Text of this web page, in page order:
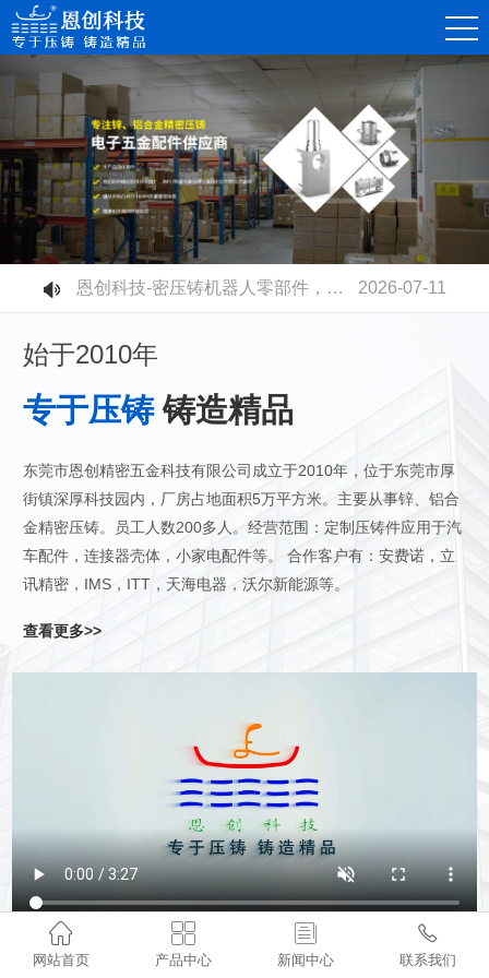
恩创科技-精密锌合金压铸件，赋能消费电子连接器高质量发展
2026-08-07
恩创科技-不同压铸铝合金材质有什么区别？快速选型指南
2026-07-30
恩创科技-铝合金压铸开模成本高不高？量产性价比到底值不值？
2026-07-23
2026-07-17
恩创科技-密压铸机器人零部件，赋能智能制造升级
2026-07-11
始于2010年
专于压铸铸造精品
东莞市恩创精密五金科技有限公司成立于2010年，位于东莞市厚
街镇深厚科技园内，厂房占地面积5万平方米。主要从事锌、铝合
金精密压铸。员工人数200多人。经营范围：定制压铸件应用于汽
车配件，连接器壳体，小家电配件等。 合作客户有：安费诺，立
讯精密，IMS，ITT，天海电器，沃尔新能源等。
查看更多>>

网站首页

产品中心

新闻中心

联系我们